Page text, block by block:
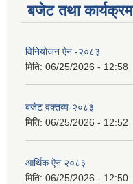
बजेट तथा कार्यक्रम
विनियोजन ऐन -२०८३
मिति: 06/25/2026 - 12:58
बजेट वक्तव्य-२०८३
मिति: 06/25/2026 - 12:52
आर्थिक ऐन २०८३
मिति: 06/25/2026 - 12:50